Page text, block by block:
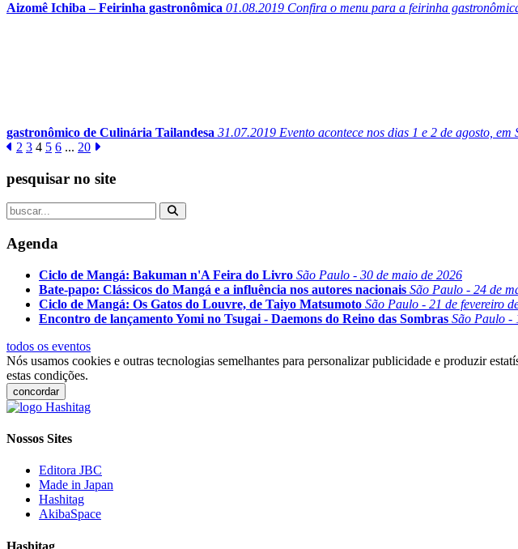
Aizomê Ichiba – Feirinha gastronômica 01.08.2019 Confira o menu para a feirinha
gastronômico de Culinária Tailandesa 31.07.2019 Evento acontece nos dias 1 e 2 de agosto, em
2 3 4 5 6 ... 20
pesquisar no site
Agenda
Ciclo de Mangá: Bakuman n'A Feira do Livro São Paulo - 30 de maio de 2026
Bate-papo: Clássicos do Mangá e a influência nos autores nacionais São Paulo - 24 de
Ciclo de Mangá: Os Gatos do Louvre, de Taiyo Matsumoto São Paulo - 21 de fevereiro
Encontro de lançamento Yomi no Tsugai - Daemons do Reino das Sombras São Paulo -
todos os eventos
Nós usamos cookies e outras tecnologias semelhantes para personalizar publicidade e produzir
estas condições.
concordar
Nossos Sites
Editora JBC
Made in Japan
Hashitag
AkibaSpace
Hashitag